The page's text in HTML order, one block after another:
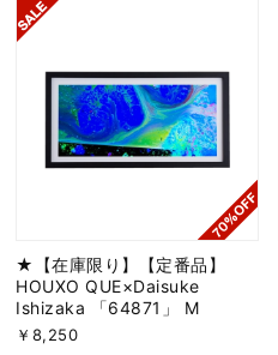
★【在庫限り】【定番品】
HOUXO QUE×Daisuke
Ishizaka 「64871」 M
￥8,250